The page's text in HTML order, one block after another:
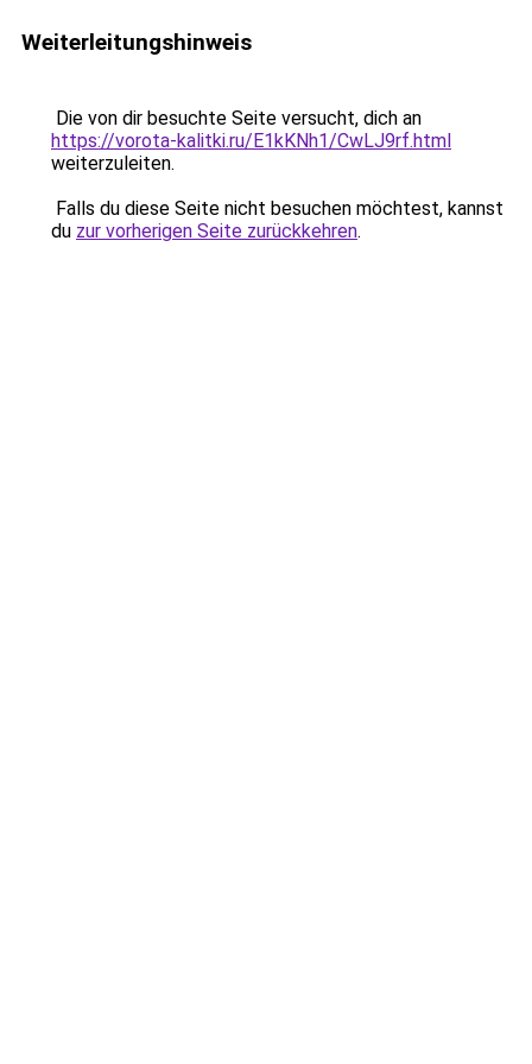
Weiterleitungshinweis
Die von dir besuchte Seite versucht, dich an
https://vorota-kalitki.ru/E1kKNh1/CwLJ9rf.html
weiterzuleiten.
Falls du diese Seite nicht besuchen möchtest, kannst
du zur vorherigen Seite zurückkehren.